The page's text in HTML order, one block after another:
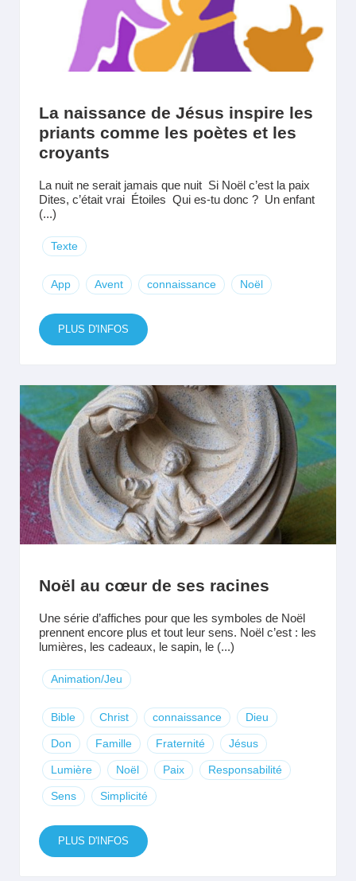
La naissance de Jésus inspire les
priants comme les poètes et les
croyants
La nuit ne serait jamais que nuit Si Noël c’est la paix
Dites, c’était vrai Étoiles Qui es-tu donc ? Un enfant
(...)
Texte
App Avent connaissance Noël
PLUS D'INFOS
Noël au cœur de ses racines
Une série d’affiches pour que les symboles de Noël
prennent encore plus et tout leur sens. Noël c’est : les
lumières, les cadeaux, le sapin, le (...)
Animation/Jeu
Bible Christ connaissance Dieu
Don Famille Fraternité Jésus
Lumière Noël Paix Responsabilité
Sens Simplicité
PLUS D'INFOS